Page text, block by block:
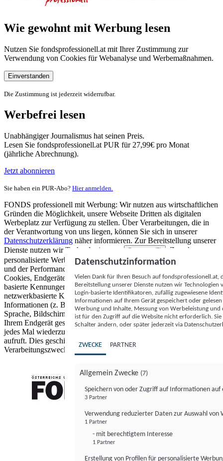
Wie gewohnt mit Werbung lesen
Nutzen Sie fondsprofessionell.at mit Ihrer Zustimmung zur
Verwendung von Cookies für Webanalyse und Werbemaßnahmen.
Einverstanden
Die Zustimmung ist jederzeit widerrufbar.
Werbefrei lesen
Unabhängiger Journalismus hat seinen Preis.
Lesen Sie fondsprofessionell.at PUR für 27,99€ pro Monat
(jährliche Abrechnung).
Jetzt abonnieren
Sie haben ein PUR-Abo? Hier anmelden.
FONDS professionell mit Werbung: Wir nutzen aus wirtschaftlichen
Gründen die Möglichkeit, unsere Webseite Dritten als digitalen
Werbeplatz zur Verfügung zu stellen. Über Verarbeitungen, die in
der Verantwortung von uns liegen, können Sie sich in unserer
Datenschutzerklärung näher informieren. Zur Bereitstellung unserer
Dienste nutzen wir Technologien von
Partnern (5)
. Zwecke:
personalisierte Werbung und Inhalte, Messung von Werbeleistung
und der Performance von Inhalten sowie Zielgruppenforschung.
Cookies, Endgeräte- oder ähnliche Online-Kennungen (z. B. login-
basierte Kennungen, zufällig generierte Kennungen,
netzwerkbasierte Kennungen) können zusammen mit anderen
Informationen (z. B. Browsertyp und Browserinformationen,
Sprache, Bildschirmgröße, unterstützte Technologien usw.) auf
Ihrem Endgerät gespeichert oder von dort ausgelesen werden, um es
jedes Mal wiederzuerkennen, wenn es eine App oder einer Webseite
aufruft. Dies geschieht für einen oder mehrere der hier aufgeführten
Verarbeitungszwecke.
Datenschutzinformation
Vielen Dank für Ihren Besuch auf
Bereitstellung unserer Dienste nutzen wir Technologien
Login-basierte Identifikatoren, zufällig zugewiesene
Informationen auf Ihrem Gerät gespeichert oder
Werbung und Inhalte, Messung von Werbeleistung
ist für den Zugriff auf die Website nicht erforderlich.
Schalter ändern, oder später jederzeit via
ZWECKE PARTNER
Allgemein Zwecke (7)
Speichern von oder Zugriff auf Informationen auf
3 Partner
Verwendung reduzierter Daten zur Auswahl von
1 Partner
- mit berechtigtem Interesse
1 Partner
Erstellung von Profilen für personalisierte
FONDS professionell